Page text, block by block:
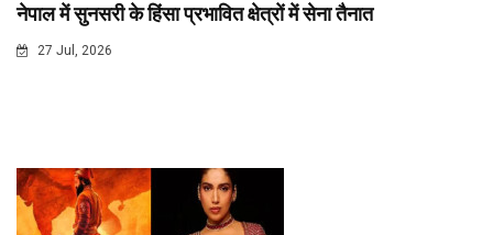
नेपाल में सुनसरी के हिंसा प्रभावित क्षेत्रों में सेना तैनात
27 Jul, 2026